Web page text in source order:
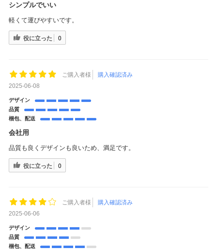
シンプルでいい
軽くて運びやすいです。
役に立った 0
ご購入者様
購入確認済み
2025-06-08
デザイン
品質
梱包、配送
会社用
品質も良くデザインも良いため、満足です。
役に立った 0
ご購入者様
購入確認済み
2025-06-06
デザイン
品質
梱包、配送